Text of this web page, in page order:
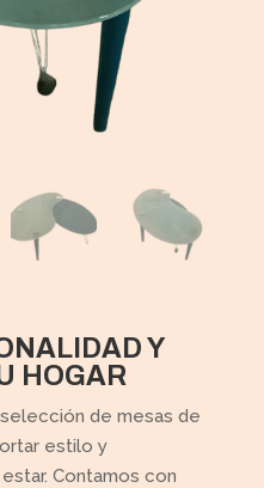
Y
HOGAR
de mesas de
estilo y
Contamos con